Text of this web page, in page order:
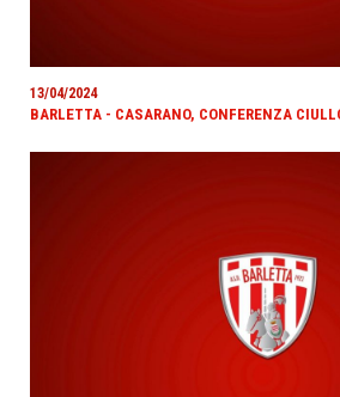
13/04/2024
BARLETTA - CASARANO, CONFERENZA